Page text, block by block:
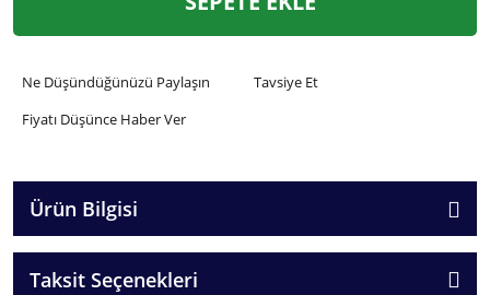
Ne Düşündüğünüzü Paylaşın
Tavsiye Et
Fiyatı Düşünce Haber Ver
Ürün Bilgisi
Taksit Seçenekleri